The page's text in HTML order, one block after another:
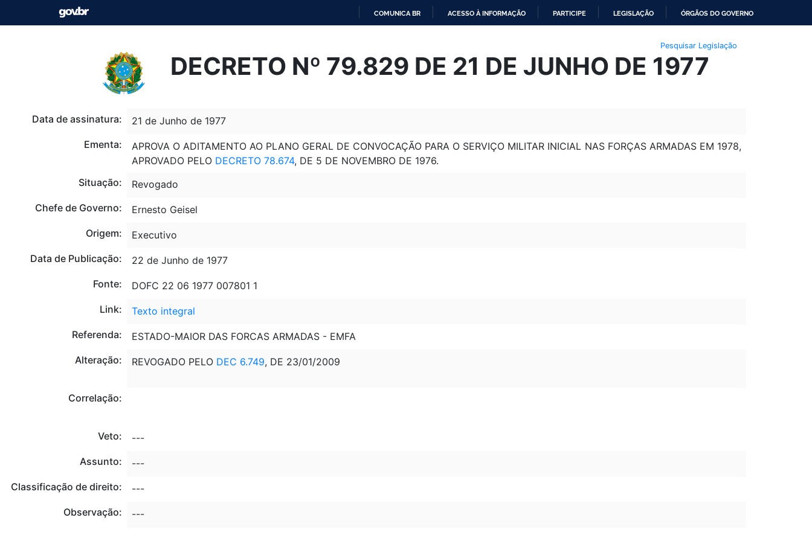
O
CONTEÚDO
COMUNICA BR ACESSO À INFORMAÇÃO PARTICIPE LEGISLAÇÃO ÓRGÃOS DO GOVERNO
Pesquisar Legislação
DECRETO Nº 79.829 DE 21 DE JUNHO DE 1977
Data de assinatura:
21 de Junho de 1977
Ementa:
APROVA O ADITAMENTO AO PLANO GERAL DE CONVOCAÇÃO PARA O SERVIÇO MILITAR INICIAL NAS FORÇAS ARMADAS EM 1978,
APROVADO PELO DECRETO 78.674, DE 5 DE NOVEMBRO DE 1976.
Situação:
Revogado
Chefe de Governo:
Ernesto Geisel
Origem:
Executivo
Data de Publicação:
22 de Junho de 1977
Fonte:
DOFC 22 06 1977 007801 1
Link:
Texto integral
Referenda:
ESTADO-MAIOR DAS FORCAS ARMADAS - EMFA
Alteração:
REVOGADO PELO DEC 6.749, DE 23/01/2009
Correlação:
Veto:
---
Assunto:
---
Classificação de direito:
---
Observação:
---